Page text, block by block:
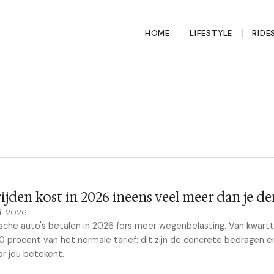
HOME LIFESTYLE RIDES
kost in 2026 ineens veel meer dan je
2026
auto's betalen in 2026 fors meer wegenbelasting. Van
procent van het normale tarief: dit zijn de concrete bedragen
jou betekent.